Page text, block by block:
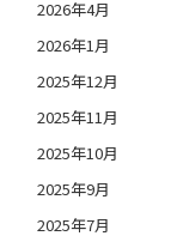
2026年4月
2026年1月
2025年12月
2025年11月
2025年10月
2025年9月
2025年7月